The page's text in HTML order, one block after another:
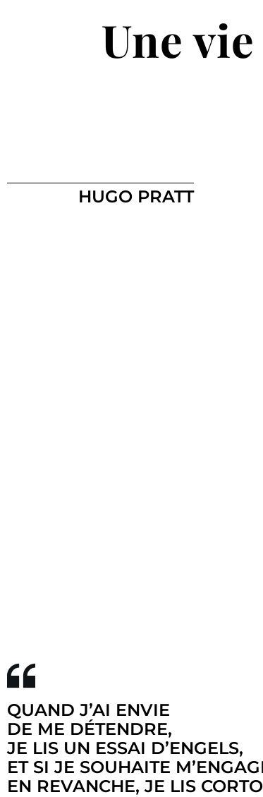
Une
HUGO PRATT
QUAND J’AI ENVIE
DE ME DÉTENDRE,
JE LIS UN ESSAI D’ENGELS,
ET SI JE SOUHAITE
EN REVANCHE, JE LIS